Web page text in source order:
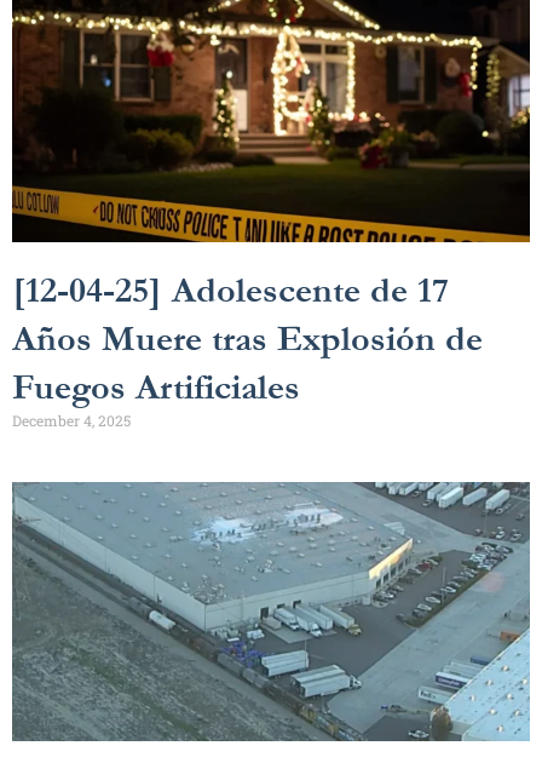
[12-04-25] Adolescente de 17
Años Muere tras Explosión de
Fuegos Artificiales
December 4, 2025